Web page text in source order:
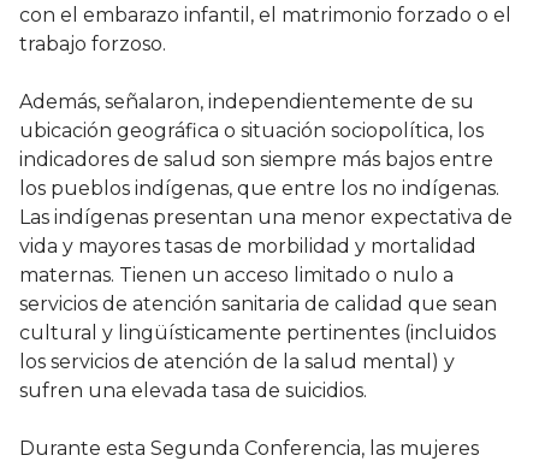
con el embarazo infantil, el matrimonio forzado o el
trabajo forzoso.
Además, señalaron, independientemente de su
ubicación geográfica o situación sociopolítica, los
indicadores de salud son siempre más bajos entre
los pueblos indígenas, que entre los no indígenas.
Las indígenas presentan una menor expectativa de
vida y mayores tasas de morbilidad y mortalidad
maternas. Tienen un acceso limitado o nulo a
servicios de atención sanitaria de calidad que sean
cultural y lingüísticamente pertinentes (incluidos
los servicios de atención de la salud mental) y
sufren una elevada tasa de suicidios.
Durante esta Segunda Conferencia, las mujeres